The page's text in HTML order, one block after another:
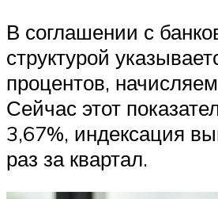
В соглашении с
структурой
процентов,
Сейчас этот
3,67%, индексация
раз за квартал.